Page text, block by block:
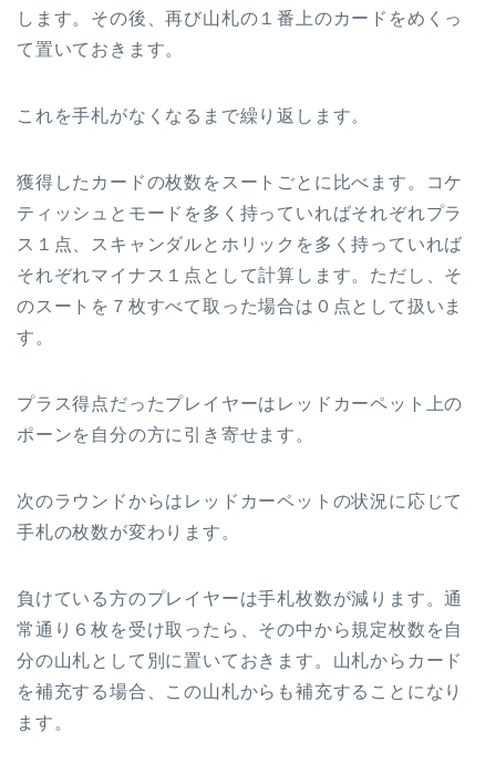
します。その後、再び山札の１番上のカードをめくっ
て置いておきます。
これを手札がなくなるまで繰り返します。
獲得したカードの枚数をスートごとに比べます。コケ
ティッシュとモードを多く持っていればそれぞれプラ
ス１点、スキャンダルとホリックを多く持っていれば
それぞれマイナス１点として計算します。ただし、そ
のスートを７枚すべて取った場合は０点として扱いま
す。
プラス得点だったプレイヤーはレッドカーペット上の
ポーンを自分の方に引き寄せます。
次のラウンドからはレッドカーペットの状況に応じて
手札の枚数が変わります。
負けている方のプレイヤーは手札枚数が減ります。通
常通り６枚を受け取ったら、その中から規定枚数を自
分の山札として別に置いておきます。山札からカード
を補充する場合、この山札からも補充することになり
ます。